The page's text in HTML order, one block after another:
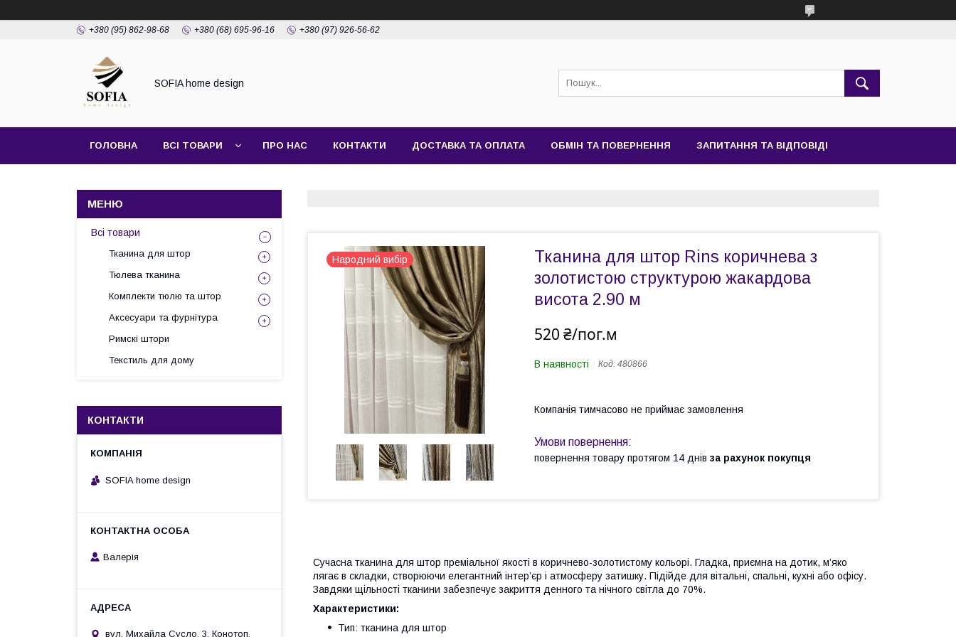
+380 (95) 862-98-68 +380 (68) 695-96-16 +380 (97) 926-56-62
SOFIA home design
ГОЛОВНА ВСІ ТОВАРИ ПРО НАС КОНТАКТИ ДОСТАВКА ТА ОПЛАТА ОБМІН ТА ПОВЕРНЕННЯ ЗАПИТАННЯ ТА ВІДПОВІДІ
Народний вибір
Тканина для штор Rins коричнева з
золотистою структурою жакардова
висота 2.90 м
520 ₴/пог.м
В наявності Код: 480866
Компанія тимчасово не приймає замовлення
повернення товару протягом 14 днів за рахунок покупця
Сучасна тканина для штор преміальної якості в коричнево-золотистому кольорі. Гладка, приємна на дотик, м’яко
лягає в складки, створюючи елегантний інтер’єр і атмосферу затишку. Підійде для вітальні, спальні, кухні або офісу.
Завдяки щільності тканини забезпечує закриття денного та нічного світла до 70%.
Характеристики:
Тип: тканина для штор
Всі товари
Тканина для штор
Тюлева тканина
Комплекти тюлю та штор
Аксесуари та фурнітура
Римскі штори
Текстиль для дому
КОНТАКТИ
SOFIA home design
Валерія
вул. Михайла Сусло, 3, Конотоп,